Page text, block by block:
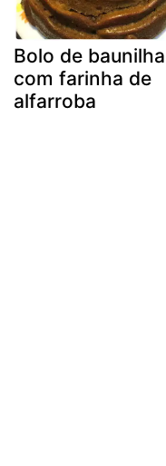
Bolo de baunilha
com farinha de
alfarroba